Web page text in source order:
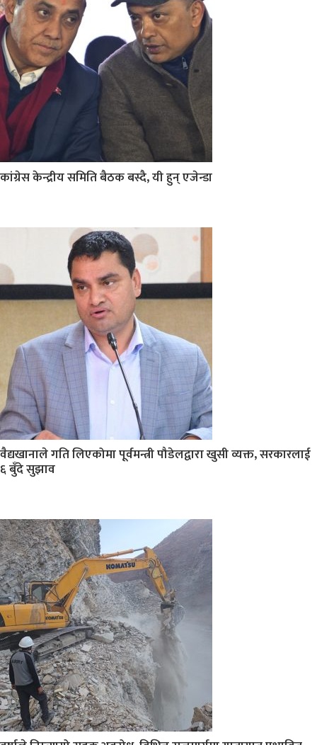
कांग्रेस केन्द्रीय समिति बैठक बस्दै, यी हुन् एजेन्डा
वैद्यखानाले गति लिएकोमा पूर्वमन्त्री पौडेलद्वारा खुसी व्यक्त, सरकारलाई
६ बुँदे सुझाव